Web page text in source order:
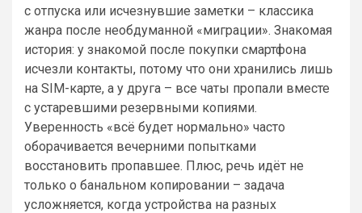
с отпуска или исчезнувшие заметки – классика
жанра после необдуманной «миграции». Знакомая
история: у знакомой после покупки смартфона
исчезли контакты, потому что они хранились лишь
на SIM-карте, а у друга – все чаты пропали вместе
с устаревшими резервными копиями.
Уверенность «всё будет нормально» часто
оборачивается вечерними попытками
восстановить пропавшее. Плюс, речь идёт не
только о банальном копировании – задача
усложняется, когда устройства на разных